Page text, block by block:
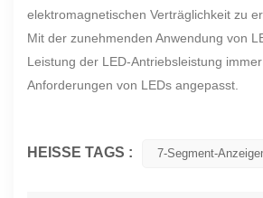
elektromagnetischen Verträglichkeit zu
Mit der zunehmenden Anwendung von
Leistung der LED-Antriebsleistung
Anforderungen von LEDs angepasst.
HEISSE TAGS : 7-Segment-